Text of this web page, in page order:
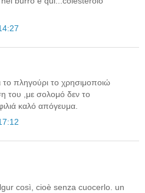
πληγούρι το χρησιμοποιώ
του ,με σολομό δεν το
καλό απόγευμα.
così, cioè senza cuocerlo. un